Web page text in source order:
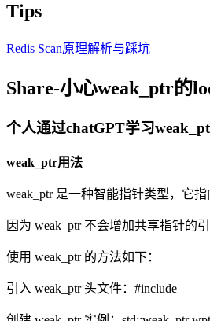
Tips
Redis Scan原理解析与踩坑
Share-小心weak_ptr的
个人通过chatGPT学习
weak_ptr用法
weak_ptr 是一种智能指针类型，它
因为 weak_ptr 不会增加共享指针的
使用 weak_ptr 的方法如下：
引入 weak_ptr 头文件：#include